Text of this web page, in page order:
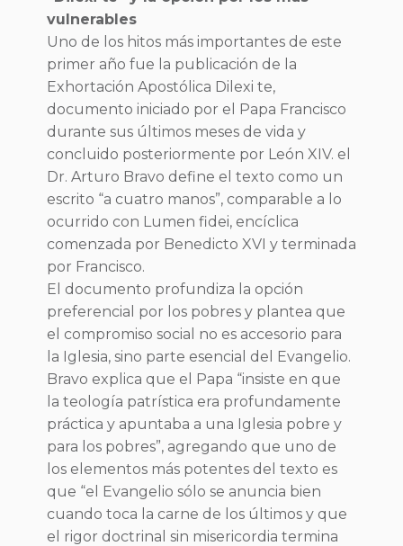
vulnerables
Uno de los hitos más importantes de este
primer año fue la publicación de la
Exhortación Apostólica Dilexi te,
documento iniciado por el Papa Francisco
durante sus últimos meses de vida y
concluido posteriormente por León XIV. el
Dr. Arturo Bravo define el texto como un
escrito “a cuatro manos”, comparable a lo
ocurrido con Lumen fidei, encíclica
comenzada por Benedicto XVI y terminada
por Francisco.
El documento profundiza la opción
preferencial por los pobres y plantea que
el compromiso social no es accesorio para
la Iglesia, sino parte esencial del Evangelio.
Bravo explica que el Papa “insiste en que
la teología patrística era profundamente
práctica y apuntaba a una Iglesia pobre y
para los pobres”, agregando que uno de
los elementos más potentes del texto es
que “el Evangelio sólo se anuncia bien
cuando toca la carne de los últimos y que
el rigor doctrinal sin misericordia termina